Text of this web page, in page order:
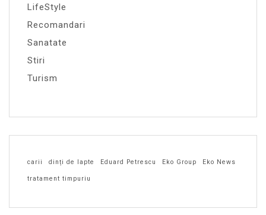
LifeStyle
Recomandari
Sanatate
Stiri
Turism
carii dinți de lapte Eduard Petrescu Eko Group Eko News
tratament timpuriu